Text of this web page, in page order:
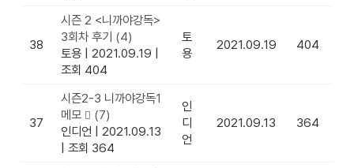
38
시즌 2 <니까야강독>
3회차 후기 (4)
토용 | 2021.09.19 |
조회 404
토
용
2021.09.19 404
37
시즌2-3 니까야강독1
메모
(7)
인디언 | 2021.09.13
| 조회 364
인
디
언
2021.09.13 364